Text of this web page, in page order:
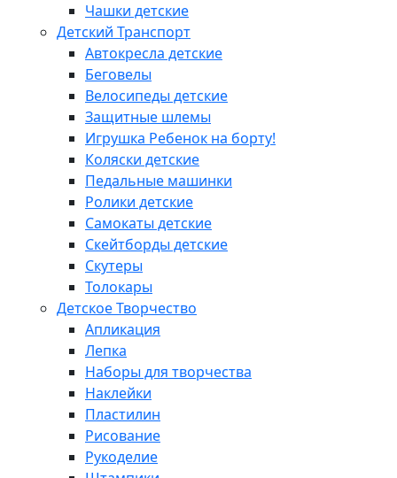
Чашки детские
Детский Транспорт
Автокресла детские
Беговелы
Велосипеды детские
Защитные шлемы
Игрушка Ребенок на борту!
Коляски детские
Педальные машинки
Ролики детские
Самокаты детские
Скейтборды детские
Скутеры
Толокары
Детское Творчество
Апликация
Лепка
Наборы для творчества
Наклейки
Пластилин
Рисование
Рукоделие